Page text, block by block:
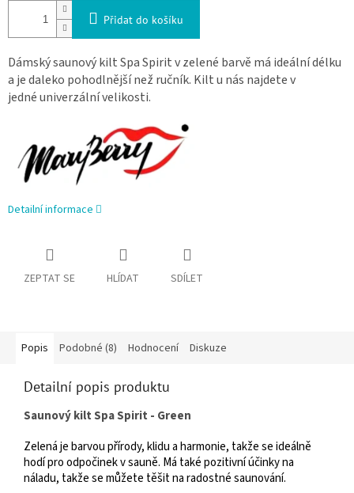
Přidat do košíku
Dámský saunový kilt Spa Spirit v zelené barvě má ideální délku
a je daleko pohodlnější než ručník. Kilt u nás najdete v
jedné univerzální velikosti.
Detailní informace
ZEPTAT SE HLÍDAT SDÍLET
Popis Podobné (8) Hodnocení Diskuze
Detailní popis produktu
Saunový kilt Spa Spirit - Green
Zelená je barvou přírody, klidu a harmonie, takže se ideálně
hodí pro odpočinek v sauně. Má také pozitivní účinky na
náladu, takže se můžete těšit na radostné saunování.